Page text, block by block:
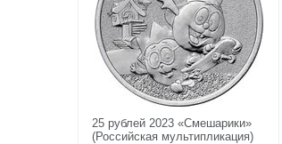
25 рублей 2023 «Смешарики»
(Российская мультипликация)